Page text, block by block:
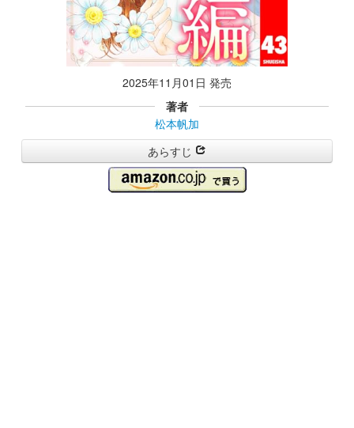
2025年11月01日 発売
著者
松本帆加
あらすじ